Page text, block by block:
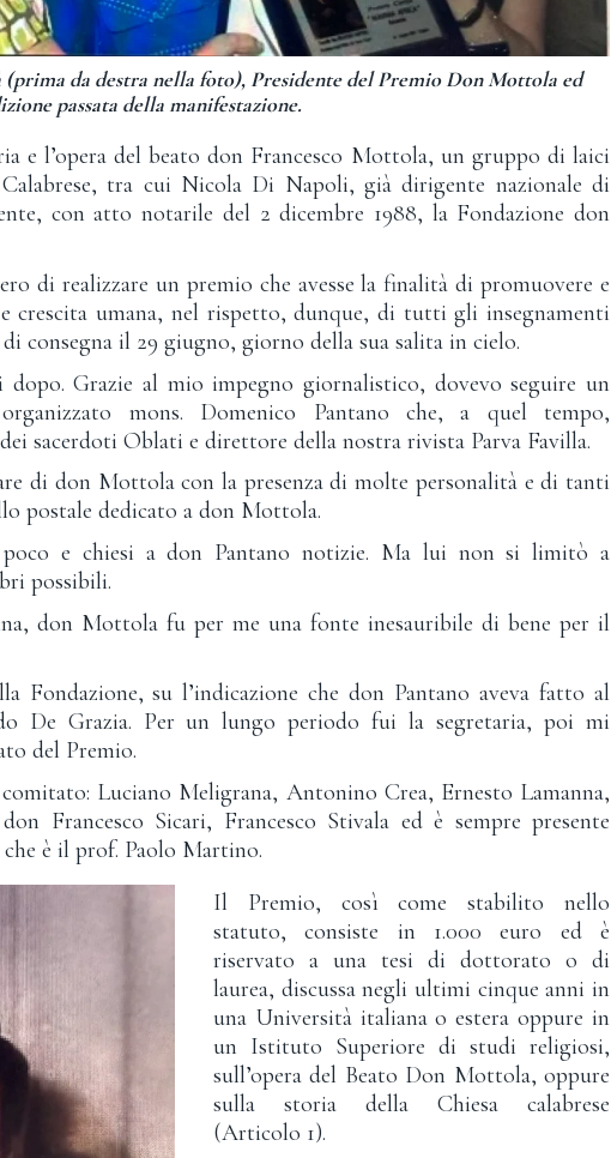
da destra nella foto), Presidente del Premio Don Mottola ed
passata della manifestazione.
e l’opera del beato don Francesco Mottola, un gruppo di laici
tra cui Nicola Di Napoli, già dirigente nazionale di
con atto notarile del 2 dicembre 1988, la Fondazione don
di realizzare un premio che avesse la finalità di promuovere e
crescita umana, nel rispetto, dunque, di tutti gli insegnamenti
consegna il 29 giugno, giorno della sua salita in cielo.
Grazie al mio impegno giornalistico, dovevo seguire un
mons. Domenico Pantano che, a quel tempo,
sacerdoti Oblati e direttore della nostra rivista Parva Favilla.
di don Mottola con la presenza di molte personalità e di tanti
postale dedicato a don Mottola.
poco e chiesi a don Pantano notizie. Ma lui non si limitò a
possibili.
don Mottola fu per me una fonte inesauribile di bene per il
Fondazione, su l’indicazione che don Pantano aveva fatto al
De Grazia. Per un lungo periodo fui la segretaria, poi mi
del Premio.
Luciano Meligrana, Antonino Crea, Ernesto Lamanna,
Francesco Sicari, Francesco Stivala ed è sempre presente
è il prof. Paolo Martino.
Il Premio, così come stabilito nello
statuto, consiste in 1.000 euro ed è
riservato a una tesi di dottorato o di
laurea, discussa negli ultimi cinque anni in
una Università italiana o estera oppure in
un Istituto Superiore di studi religiosi,
sull’opera del Beato Don Mottola, oppure
sulla storia della Chiesa calabrese
(Articolo 1).